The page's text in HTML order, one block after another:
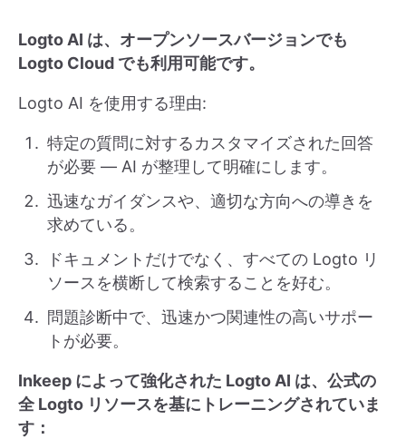
Logto AI は、オープンソースバージョンでも
Logto Cloud でも利用可能です。
Logto AI を使用する理由:
特定の質問に対するカスタマイズされた回答
が必要 — AI が整理して明確にします。
迅速なガイダンスや、適切な方向への導きを
求めている。
ドキュメントだけでなく、すべての Logto リ
ソースを横断して検索することを好む。
問題診断中で、迅速かつ関連性の高いサポー
トが必要。
Inkeep によって強化された Logto AI は、公式の
全 Logto リソースを基にトレーニングされていま
す：